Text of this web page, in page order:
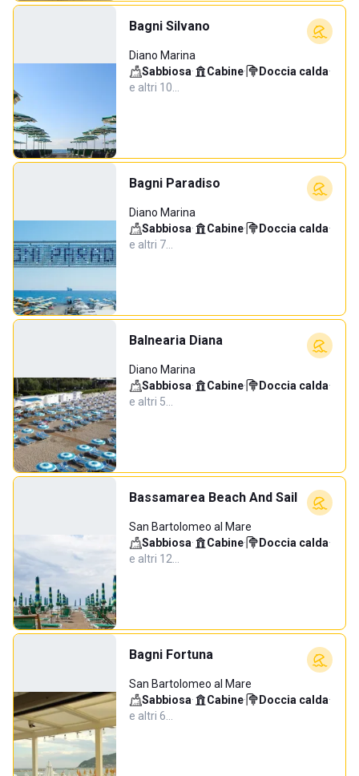
Bagni Silvano
Diano Marina
Sabbiosa· Cabine· Doccia calda·
e altri 10…
Bagni Paradiso
Diano Marina
Sabbiosa· Cabine· Doccia calda·
e altri 7…
Balnearia Diana
Diano Marina
Sabbiosa· Cabine· Doccia calda·
e altri 5…
Bassamarea Beach And Sail
San Bartolomeo al Mare
Sabbiosa· Cabine· Doccia calda·
e altri 12…
Bagni Fortuna
San Bartolomeo al Mare
Sabbiosa· Cabine· Doccia calda·
e altri 6…